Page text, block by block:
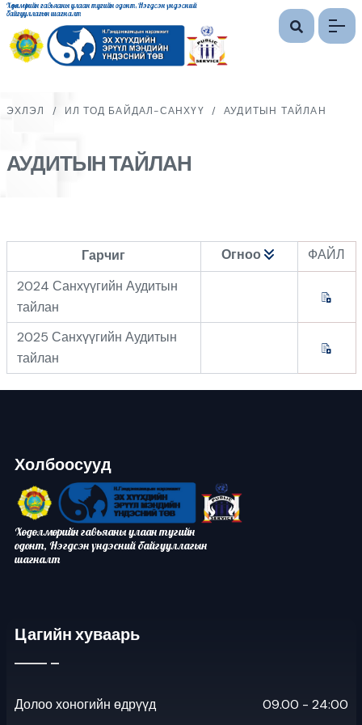
Хөдөлмөрийн гавьяаны улаан тугийн одонт, Нэгдсэн үндэсний
байгууллагын шагналт
ЭХЛЭЛ / ИЛ ТОД БАЙДАЛ-САНХҮҮ / АУДИТЫН ТАЙЛАН
АУДИТЫН ТАЙЛАН
Гарчиг Огноо
ФАЙЛ
2024 Санхүүгийн Аудитын
тайлан
2025 Санхүүгийн Аудитын
тайлан
Холбоосууд
Хөдөлмөрийн гавьяаны улаан тугийн
одонт, Нэгдсэн үндэсний байгууллагын
шагналт
Цагийн хуваарь
Долоо хоногийн өдрүүд 09.00 - 24:00